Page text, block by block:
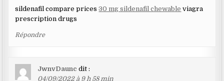
sildenafil compare prices30 mg sildenafil chewable viagra
prescription drugs
Répondre
JwnvDaunc dit :
04/09/2022 à 9 h 58 min